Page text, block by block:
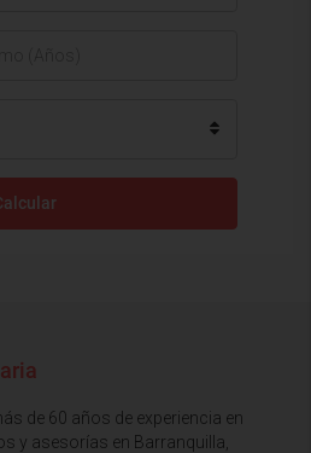
de 60 años de experiencia en
y asesorías en Barranquilla,